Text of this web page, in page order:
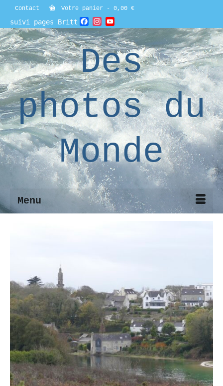
Contact Votre panier - 0,00 €
suivi pages Britt Facebook
Instagram
Channel
Des
photos du
Monde
Menu